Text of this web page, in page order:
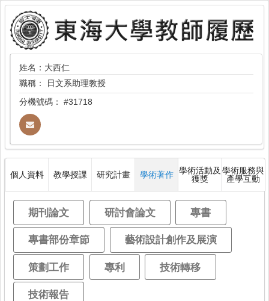
姓名：大西仁
職稱：
日文系助理教授
分機號碼： #31718
個人資料 教學授課 研究計畫 學術著作 學術活動及
獲獎
學術服務與
產學互動
期刊論文 研討會論文 專書
專書部份章節 藝術設計創作及展演
策劃工作 專利 技術轉移
技術報告